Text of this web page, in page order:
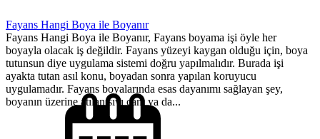
Fayans Hangi Boya ile Boyanır
Fayans Hangi Boya ile Boyanır, Fayans boyama işi öyle her
boyayla olacak iş değildir. Fayans yüzeyi kaygan olduğu için, boya
tutunsun diye uygulama sistemi doğru yapılmalıdır. Burada işi
ayakta tutan asıl konu, boyadan sonra yapılan koruyucu
uygulamadır. Fayans boyalarında esas dayanımı sağlayan şey,
boyanın üzerine atılan sıvı cam ya da...